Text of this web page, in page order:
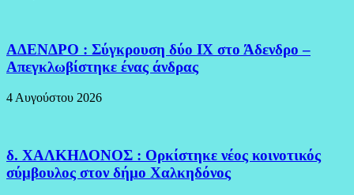
ΑΔΕΝΔΡΟ : Σύγκρουση δύο ΙΧ στο Άδενδρο –
Απεγκλωβίστηκε ένας άνδρας
4 Αυγούστου 2026
δ. ΧΑΛΚΗΔΟΝΟΣ : Ορκίστηκε νέος κοινοτικός
σύμβουλος στον δήμο Χαλκηδόνος